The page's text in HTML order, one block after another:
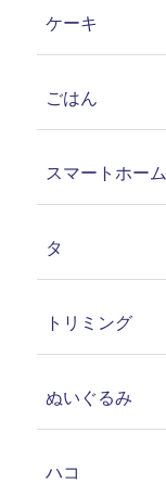
ケーキ
ごはん
スマートホーム
タ
トリミング
ぬいぐるみ
ハコ